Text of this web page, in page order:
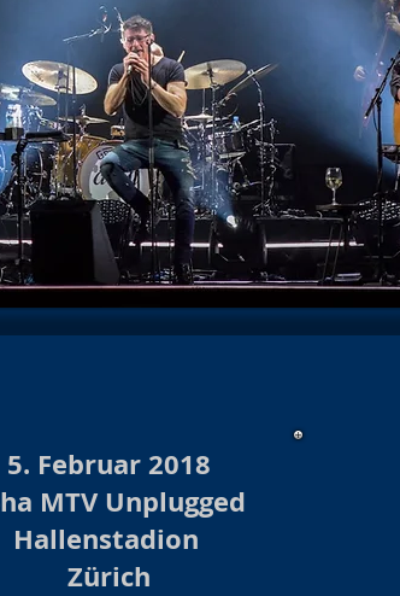
Show 2026 Baloise Session
Konzerte/Shows Archiv 2023
Burlesque
Burlesque Shows 2022/23 Archiv
Konzerte/ Shows Archiv 2021
Konzert Archiv 2018
Burlesque
Burlesque Revue Archiv 2017/18 Konzert
5. Februar 2018
MTV Unplugged
Hallenstadion
Zürich